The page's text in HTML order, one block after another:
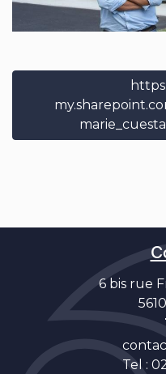
6 bis rue
Tel :